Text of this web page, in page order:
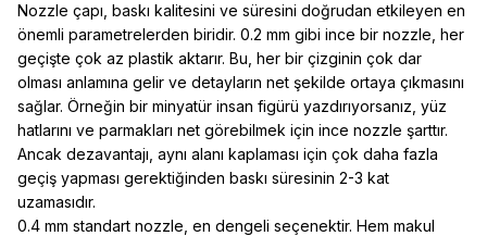
Nozzle çapı, baskı kalitesini ve süresini doğrudan etkileyen en
önemli parametrelerden biridir. 0.2 mm gibi ince bir nozzle, her
geçişte çok az plastik aktarır. Bu, her bir çizginin çok dar
olması anlamına gelir ve detayların net şekilde ortaya çıkmasını
sağlar. Örneğin bir minyatür insan figürü yazdırıyorsanız, yüz
hatlarını ve parmakları net görebilmek için ince nozzle şarttır.
Ancak dezavantajı, aynı alanı kaplaması için çok daha fazla
geçiş yapması gerektiğinden baskı süresinin 2-3 kat
uzamasıdır.
0.4 mm standart nozzle, en dengeli seçenektir. Hem makul